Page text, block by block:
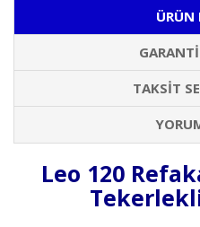
ÜRÜN
TAKSIT
Leo 120